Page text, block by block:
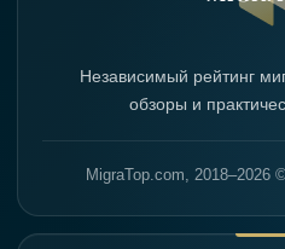
Независимый рейтинг
обзоры и
MigraTop.com,